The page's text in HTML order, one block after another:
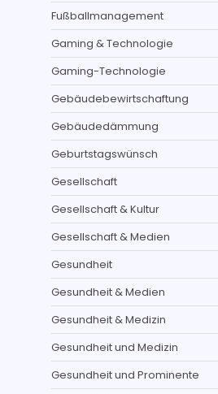
Fußballmanagement
Gaming & Technologie
Gaming-Technologie
Gebäudebewirtschaftung
Gebäudedämmung
Geburtstagswünsch
Gesellschaft
Gesellschaft & Kultur
Gesellschaft & Medien
Gesundheit
Gesundheit & Medien
Gesundheit & Medizin
Gesundheit und Medizin
Gesundheit und Prominente